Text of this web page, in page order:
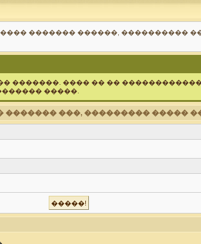
������� ������, ����������
�������. ���� �� ��
�����.
���, ��������� �����